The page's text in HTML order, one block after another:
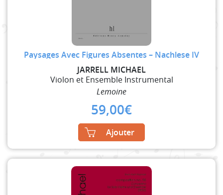
Paysages Avec Figures Absentes – Nachlese IV
JARRELL MICHAEL
Violon et Ensemble Instrumental
Lemoine
59,00€
Ajouter